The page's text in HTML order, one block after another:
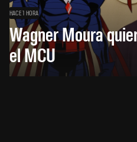
HACE 1 HORA
Wagner Moura
el MCU